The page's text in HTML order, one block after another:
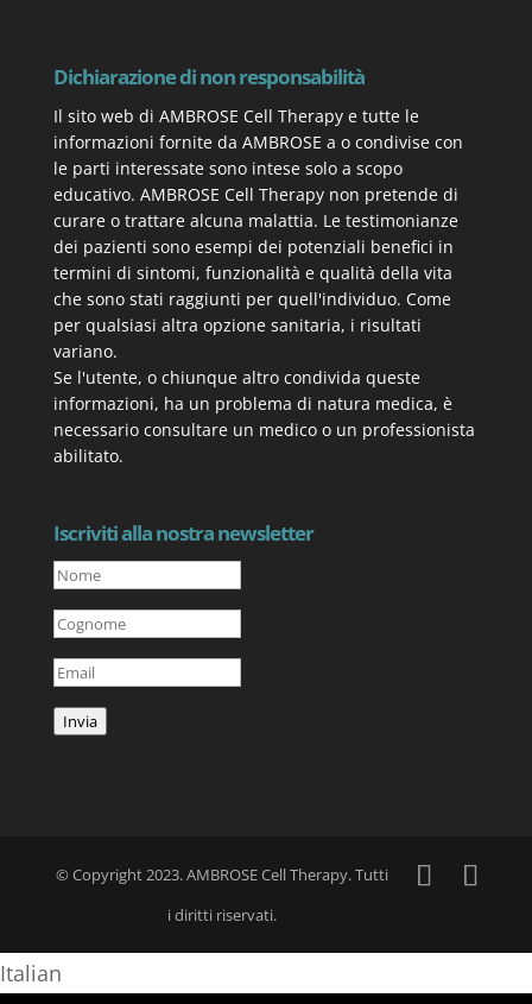
Dichiarazione di non responsabilità
Il sito web di AMBROSE Cell Therapy e tutte le
informazioni fornite da AMBROSE a o condivise con
le parti interessate sono intese solo a scopo
educativo. AMBROSE Cell Therapy non pretende di
curare o trattare alcuna malattia. Le testimonianze
dei pazienti sono esempi dei potenziali benefici in
termini di sintomi, funzionalità e qualità della vita
che sono stati raggiunti per quell'individuo. Come
per qualsiasi altra opzione sanitaria, i risultati
variano.
Se l'utente, o chiunque altro condivida queste
informazioni, ha un problema di natura medica, è
necessario consultare un medico o un professionista
abilitato.
Iscriviti alla nostra newsletter
Invia
© Copyright 2023. AMBROSE Cell Therapy. Tutti
i diritti riservati.
Italian